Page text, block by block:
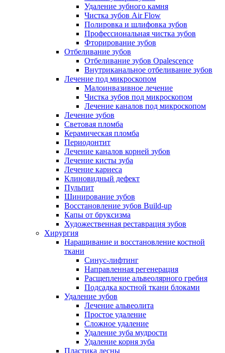
Удаление зубного камня
Чистка зубов Air Flow
Полировка и шлифовка зубов
Профессиональная чистка зубов
Фторирование зубов
Отбеливание зубов
Отбеливание зубов Opalescence
Внутриканальное отбеливание зубов
Лечение под микроскопом
Малоинвазивное лечение
Чистка зубов под микроскопом
Лечение каналов под микроскопом
Лечение зубов
Световая пломба
Керамическая пломба
Периодонтит
Лечение каналов корней зубов
Лечение кисты зуба
Лечение кариеса
Клиновидный дефект
Пульпит
Шинирование зубов
Восстановление зубов Build-up
Капы от бруксизма
Художественная реставрация зубов
Хирургия
Наращивание и восстановление костной
ткани
Синус-лифтинг
Направленная регенерация
Расщепление альвеолярного гребня
Подсадка костной ткани блоками
Удаление зубов
Лечение альвеолита
Простое удаление
Сложное удаление
Удаление зуба мудрости
Удаление корня зуба
Пластика десны